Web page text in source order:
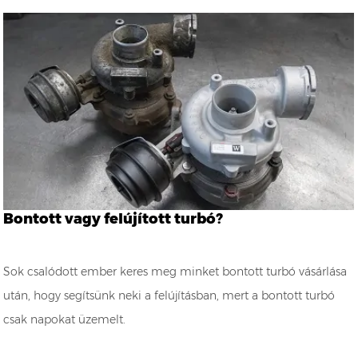
Bontott vagy felújított turbó?
Sok csalódott ember keres meg minket bontott turbó vásárlása
után, hogy segítsünk neki a felújításban, mert a bontott turbó
csak napokat üzemelt.